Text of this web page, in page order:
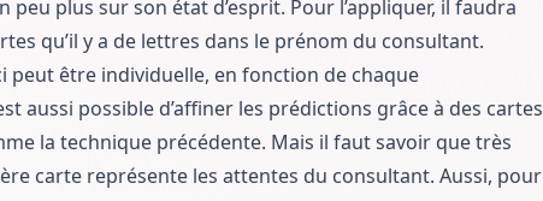
peu plus sur son état d’esprit. Pour l’appliquer, il faudra
qu’il y a de lettres dans le prénom du consultant.
peut être individuelle, en fonction de chaque
aussi possible d’affiner les prédictions grâce à des cartes
la technique précédente. Mais il faut savoir que très
carte représente les attentes du consultant. Aussi, pour